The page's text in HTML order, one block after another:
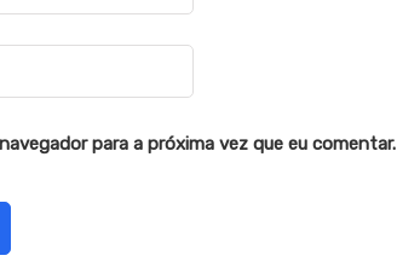
para a próxima vez que eu comentar.